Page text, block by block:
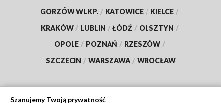
GORZÓW WLKP. / KATOWICE / KIELCE /
KRAKÓW / LUBLIN / ŁÓDŹ / OLSZTYN /
OPOLE / POZNAŃ / RZESZÓW /
SZCZECIN / WARSZAWA / WROCŁAW
Szanujemy Twoją prywatność